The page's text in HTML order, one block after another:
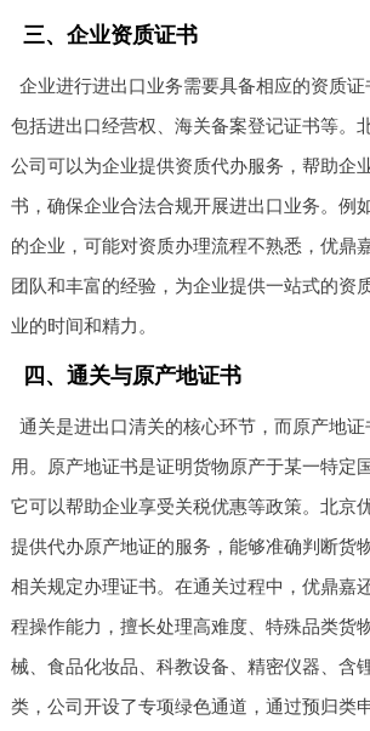
三、企业资质证书
企业进行进出口业务需要具备相应的资质
包括进出口经营权、海关备案登记证书等。
公司可以为企业提供资质代办服务，帮助企
书，确保企业合法合规开展进出口业务。例
的企业，可能对资质办理流程不熟悉，优鼎
团队和丰富的经验，为企业提供一站式的资
业的时间和精力。
四、通关与原产地证书
通关是进出口清关的核心环节，而原产地
用。原产地证书是证明货物原产于某一特定
它可以帮助企业享受关税优惠等政策。北京
提供代办原产地证的服务，能够准确判断货
相关规定办理证书。在通关过程中，优鼎嘉
程操作能力，擅长处理高难度、特殊品类货
械、食品化妆品、科教设备、精密仪器、含
类，公司开设了专项绿色通道，通过预归类